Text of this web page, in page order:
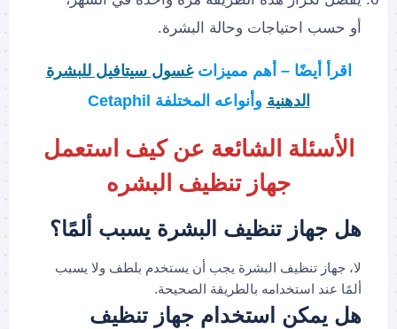
أو حسب احتياجات وحالة البشرة.
اقرأ أيضًا – أهم مميزاتغسول سيتافيل للبشرة
الدهنية وأنواعه المختلفة Cetaphil
الأسئلة الشائعة عن كيف استعمل
جهاز تنظيف البشره
هل جهاز تنظيف البشرة يسبب ألمًا؟
لا، جهاز تنظيف البشرة يجب أن يستخدم بلطف ولا يسبب
ألمًا عند استخدامه بالطريقة الصحيحة.
هل يمكن استخدام جهاز تنظيف